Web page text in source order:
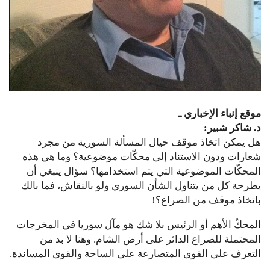
موقع إنباء الإخباري ـ
د. شاكر شبير:
هل يمكن اتخاذ موقف حيال المسألة السورية من مجرد
شعارات ودون الاستناد إلى محكّات موضوعية؟ وما هي هذه
المحكّات الموضوعية التي يتم استخدامها؟ سؤال ينبغي أن
يطرحة كل من يتناول الشأن السوري ولو بالنقاش، فما بالك
باتخاذ موقف من الصراع؟!
المحكّ الأهم أو الرئيس بلا شك هو مآل سوريا في المخرجات
المحتملة للصراع الدائر على أرض الشام. وهنا لا بد من
التعرف على القوى المتصارعة على الساحة والقوى المساندة.